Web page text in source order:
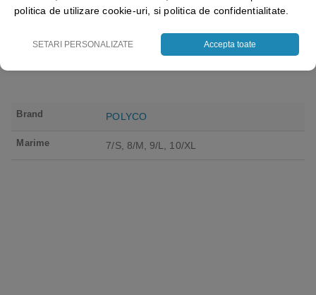
Brand POLYCO
Marime 7/S, 8/M, 9/L, 10/XL
politica de utilizare cookie-uri, si politica de confidentialitate.
SETARI PERSONALIZATE Accepta toate